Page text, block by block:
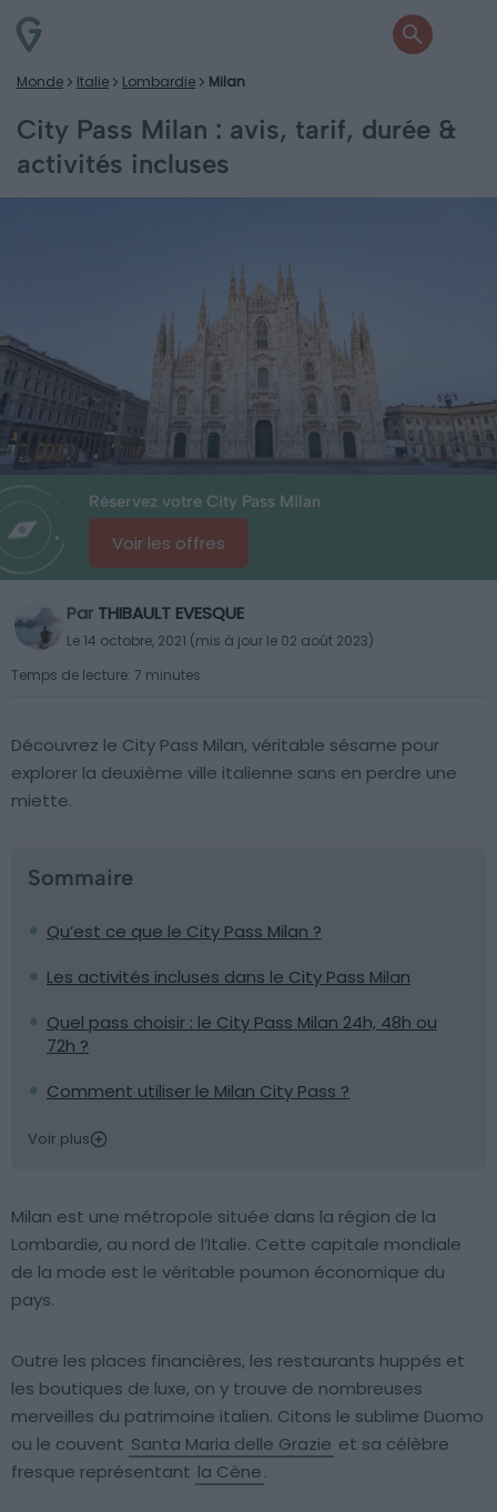
Monde Italie Lombardie Milan
City Pass Milan : avis, tarif, durée &
activités incluses
Réservez votre City Pass Milan
Voir les offres
Par THIBAULT EVESQUE
Le 14 octobre, 2021 (mis à jour le 02 août 2023)
Temps de lecture: 7 minutes
Découvrez le City Pass Milan, véritable sésame pour
explorer la deuxième ville italienne sans en perdre une
miette.
Sommaire
Qu’est ce que le City Pass Milan ?
Les activités incluses dans le City Pass Milan
Quel pass choisir : le City Pass Milan 24h, 48h ou
72h ?
Comment utiliser le Milan City Pass ?
Voir plus
Milan est une métropole située dans la région de la
Lombardie, au nord de l’Italie. Cette capitale mondiale
de la mode est le véritable poumon économique du
pays.
Outre les places financières, les restaurants huppés et
les boutiques de luxe, on y trouve de nombreuses
merveilles du patrimoine italien. Citons le sublime Duomo
ou le couvent Santa Maria delle Grazie et sa célèbre
fresque représentant la Cène.